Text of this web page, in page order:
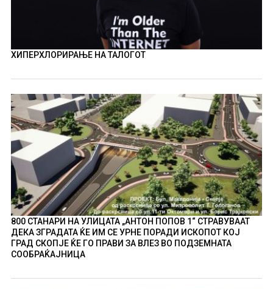
ХИПЕРХЛОРИРАЊЕ НА ТАЛОГОТ
800 СТАНАРИ НА УЛИЦАТА „АНТОН ПОПОВ 1“ СТРАВУВААТ
ДЕКА ЗГРАДАТА ЌЕ ИМ СЕ УРНЕ ПОРАДИ ИСКОПОТ КОЈ
ГРАД СКОПЈЕ ЌЕ ГО ПРАВИ ЗА ВЛЕЗ ВО ПОДЗЕМНАТА
СООБРАЌАЈНИЦА